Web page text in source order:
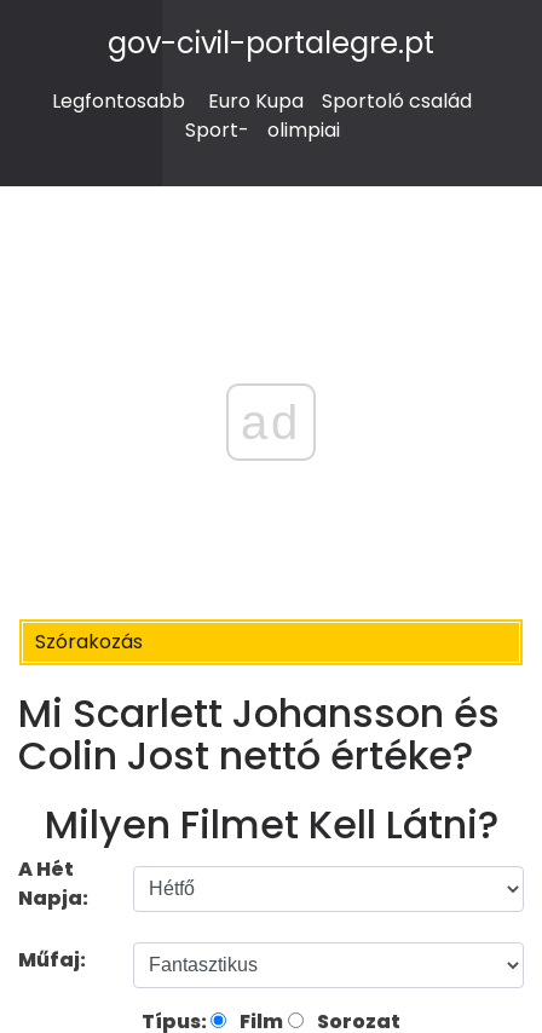
gov-civil-portalegre.pt
Legfontosabb Euro Kupa
Sportoló család
Sport-
olimpiai
ad
Szórakozás
Mi Scarlett Johansson és
Colin Jost nettó értéke?
Milyen Filmet Kell Látni?
A Hét
Napja:
Műfaj:
Típus: Film Sorozat